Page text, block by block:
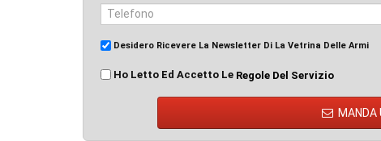
Desidero Ricevere La Newsletter Di La Vetrina Delle Armi
Ho Letto Ed Accetto Le Regole Del Servizio
MANDA